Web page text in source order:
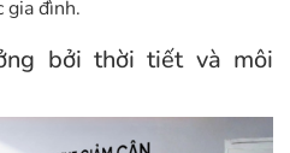
gia đình.
bởi thời tiết và môi